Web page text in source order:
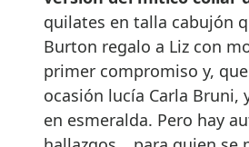
quilates en talla cabujón
Burton regalo a Liz con
primer compromiso y,
ocasión lucía Carla Bruni,
en esmeralda. Pero hay